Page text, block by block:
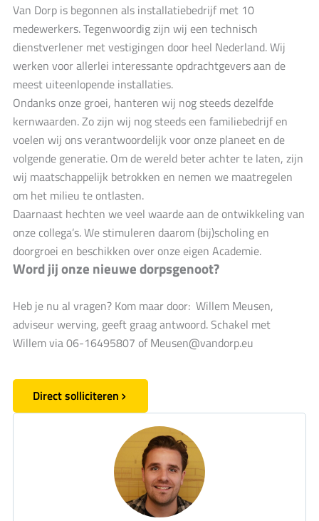
Van Dorp is begonnen als installatiebedrijf met 10
medewerkers. Tegenwoordig zijn wij een technisch
dienstverlener met vestigingen door heel Nederland. Wij
werken voor allerlei interessante opdrachtgevers aan de
meest uiteenlopende installaties.
Ondanks onze groei, hanteren wij nog steeds dezelfde
kernwaarden. Zo zijn wij nog steeds een familiebedrijf en
voelen wij ons verantwoordelijk voor onze planeet en de
volgende generatie. Om de wereld beter achter te laten, zijn
wij maatschappelijk betrokken en nemen we maatregelen
om het milieu te ontlasten.
Daarnaast hechten we veel waarde aan de ontwikkeling van
onze collega’s. We stimuleren daarom (bij)scholing en
doorgroei en beschikken over onze eigen Academie.
Word jij onze nieuwe dorpsgenoot?
Heb je nu al vragen? Kom maar door: Willem Meusen,
adviseur werving, geeft graag antwoord. Schakel met
Willem via 06-16495807 of Meusen@vandorp.eu
Direct solliciteren